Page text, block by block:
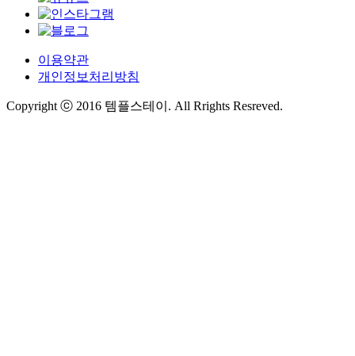
이용약관
개인정보처리방침
Copyright ⓒ 2016 템플스테이. All Rrights Resreved.